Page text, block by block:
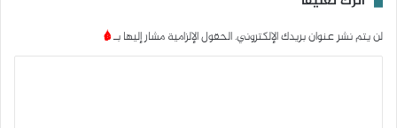
لن يتم نشر عنوان بريدك الإلكتروني.الحقول الإلزامية مشار إليها بـ*